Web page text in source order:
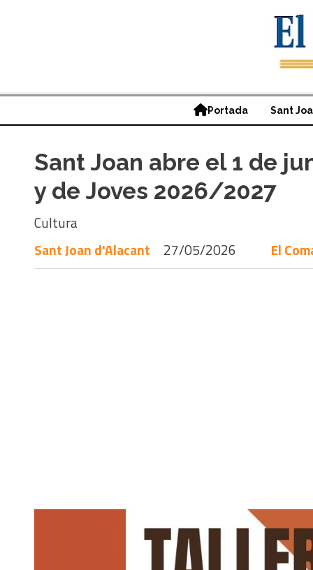
Portada Sant
Sant Joan abre el 1 de
y de Joves 2026/2027
Cultura
Sant Joan d'Alacant
27/05/2026 El